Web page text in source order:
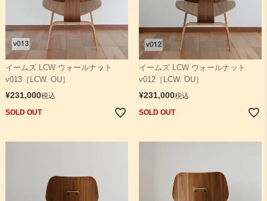
イームズ LCW ウォールナット
v013［LCW. OU］
¥231,000税込
SOLD OUT
イームズ LCW ウォールナット
v012［LCW. OU］
¥231,000税込
SOLD OUT